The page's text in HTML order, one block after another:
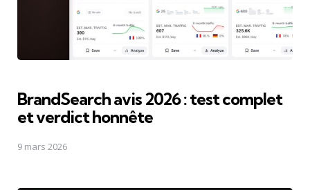
BrandSearch avis 2026 : test complet
et verdict honnête
9 mars 2026